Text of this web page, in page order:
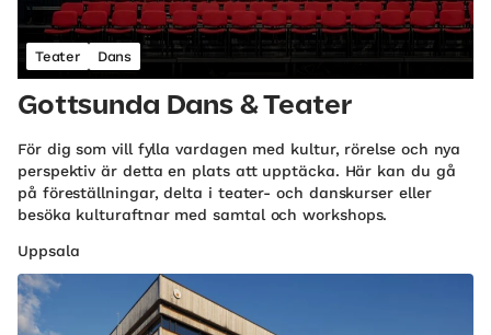
Teater Dans
Gottsunda Dans & Teater
För dig som vill fylla vardagen med kultur, rörelse och nya
perspektiv är detta en plats att upptäcka. Här kan du gå
på föreställningar, delta i teater- och danskurser eller
besöka kulturaftnar med samtal och workshops.
Uppsala